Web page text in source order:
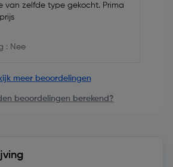
van zelfde type gekocht. Prima
: Nee
meer beoordelingen
beoordelingen berekend?